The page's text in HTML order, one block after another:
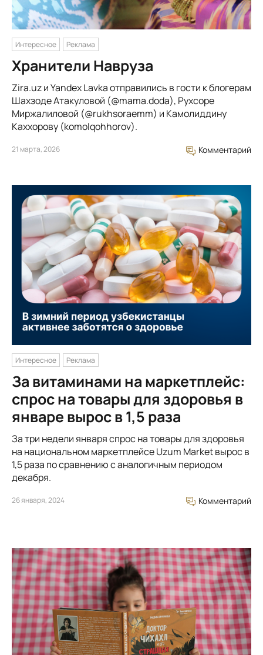
Интересное Реклама
Хранители Навруза
Zira.uz и Yandex Lavka отправились в гости к блогерам
Шахзоде Атакуловой (@mama.doda), Рухсоре
Миржалиловой (@rukhsoraemm) и Камолиддину
Каххорову (komolqohhorov).
21 марта, 2026 Комментарий
Интересное Реклама
За витаминами на маркетплейс:
спрос на товары для здоровья в
январе вырос в 1,5 раза
За три недели января спрос на товары для здоровья
на национальном маркетплейсе Uzum Market вырос в
1,5 раза по сравнению с аналогичным периодом
декабря.
26 января, 2024 Комментарий